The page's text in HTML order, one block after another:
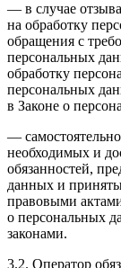
— в случае
на обработку
обращения с
персональных
обработку
персональных
в Законе о
—
необходимых и
обязанностей,
данных и
правовыми
о персональных
законами.
3.2. Оператор